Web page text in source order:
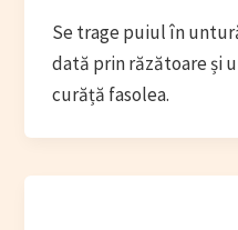
Se trage puiul în
dată prin răzătoare și
curăță fasolea.